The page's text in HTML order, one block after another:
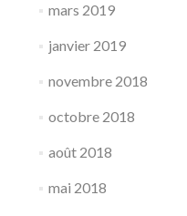
mars 2019
janvier 2019
novembre 2018
octobre 2018
août 2018
mai 2018